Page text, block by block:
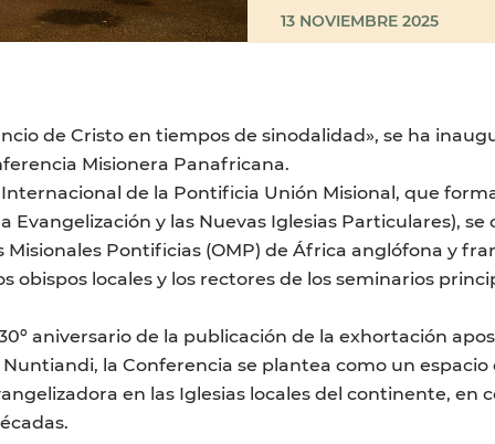
13 NOVIEMBRE 2025
de Cristo en tiempos de sinodalidad», se ha
Misionera Panafricana.
de la Pontificia Unión Misional, que
Evangelización y las Nuevas Iglesias Particulares),
Misionales Pontificias (OMP) de África anglófona y
obispos locales y los rectores de los seminarios
aniversario de la publicación de la exhortación
la Conferencia se plantea como un
en las Iglesias locales del continente,